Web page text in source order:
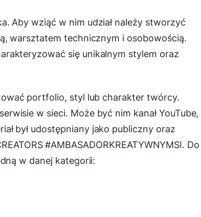
Aby wziąć w nim udział należy stworzyć
warsztatem technicznym i osobowością.
się unikalnym stylem oraz
portfolio, styl lub charakter twórcy.
w sieci. Może być nim kanał YouTube,
był udostępniany jako publiczny oraz
#AMBASADORKREATYWNYMSI. Do
w danej kategorii: